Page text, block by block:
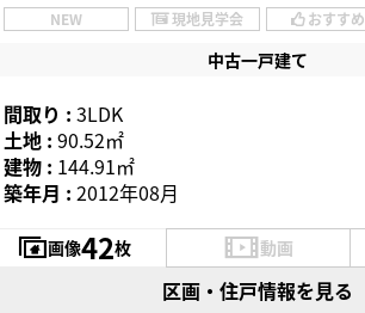
NEW 現地見学会 おすすめ
中古一戸建て
間取り : 3LDK
土地 : 90.52㎡
建物 : 144.91㎡
築年月 : 2012年08月
画像42枚 動画
区画・住戸情報を見る